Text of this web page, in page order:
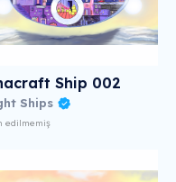
Ship 002
Ships
edilmemiş